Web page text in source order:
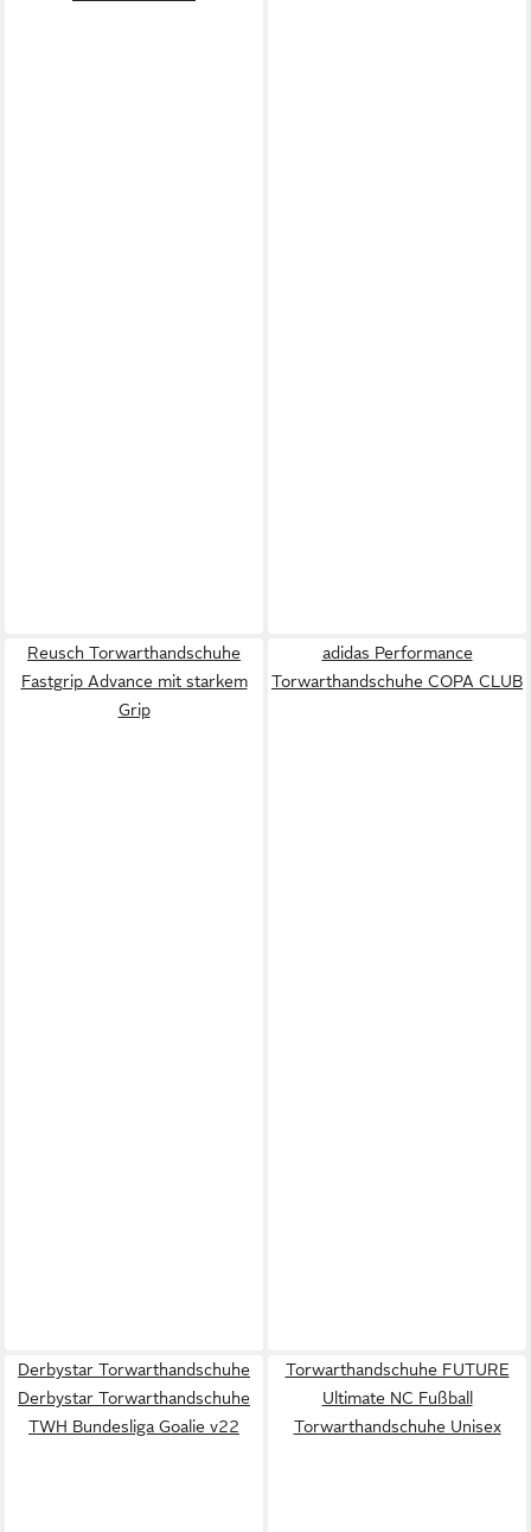
Reusch Torwarthandschuhe
Fastgrip Advance mit starkem
Grip
adidas Performance
Torwarthandschuhe COPA CLUB
Derbystar Torwarthandschuhe
Derbystar Torwarthandschuhe
TWH Bundesliga Goalie v22
Torwarthandschuhe FUTURE
Ultimate NC Fußball
Torwarthandschuhe Unisex